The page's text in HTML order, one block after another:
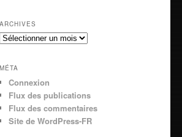
ARCHIVES
Archives
MÉTA
Connexion
Flux des publications
Flux des commentaires
Site de WordPress-FR